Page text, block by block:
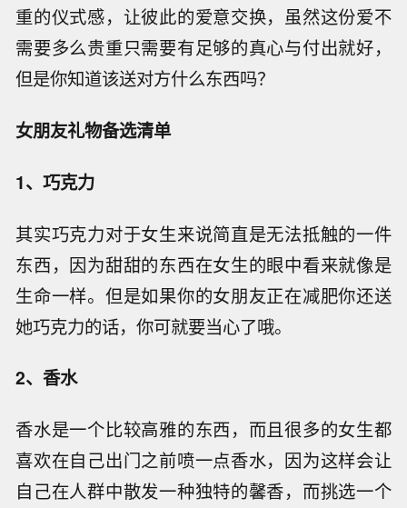
重的仪式感，让彼此的爱意交换，虽然这份爱不
需要多么贵重只需要有足够的真心与付出就好，
但是你知道该送对方什么东西吗？
女朋友礼物备选清单
1、巧克力
其实巧克力对于女生来说简直是无法抵触的一件
东西，因为甜甜的东西在女生的眼中看来就像是
生命一样。但是如果你的女朋友正在减肥你还送
她巧克力的话，你可就要当心了哦。
2、香水
香水是一个比较高雅的东西，而且很多的女生都
喜欢在自己出门之前喷一点香水，因为这样会让
自己在人群中散发一种独特的馨香，而挑选一个